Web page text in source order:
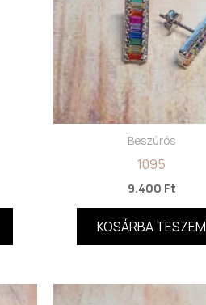
Beszúrós
1095
9.400 Ft
KOSÁRBA TESZEM